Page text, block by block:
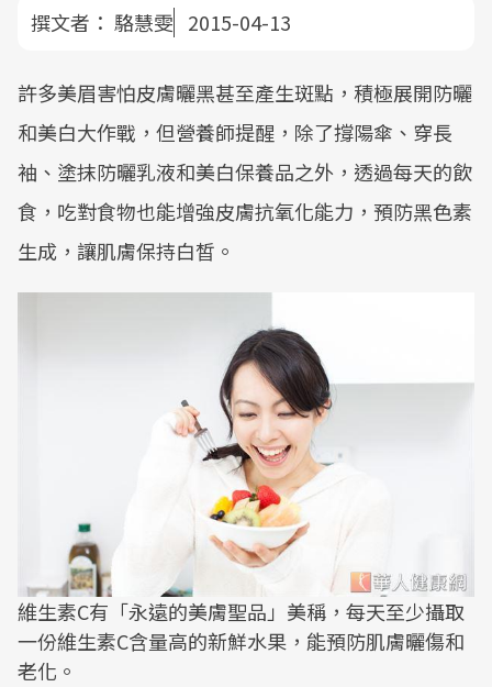
撰文者： 駱慧雯 2015-04-13
許多美眉害怕皮膚曬黑甚至產生斑點，積極展開防曬
和美白大作戰，但營養師提醒，除了撐陽傘、穿長
袖、塗抹防曬乳液和美白保養品之外，透過每天的飲
食，吃對食物也能增強皮膚抗氧化能力，預防黑色素
生成，讓肌膚保持白皙。
維生素C有「永遠的美膚聖品」美稱，每天至少攝取
一份維生素C含量高的新鮮水果，能預防肌膚曬傷和
老化。